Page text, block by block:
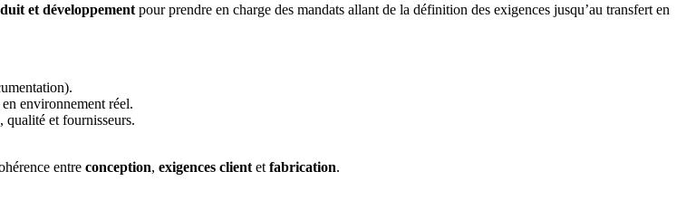
et développement pour prendre en charge des mandats allant de la définition des exigences jusqu’au transfert en
environnement réel.
et fournisseurs.
entre conception, exigences client et fabrication.